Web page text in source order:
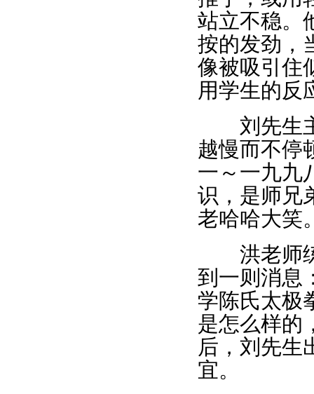
站立不稳。
按的发劲，
像被吸引住
用学生的反
刘先生主
越慢而不停
一～一九九
识，是师兄
老哈哈大笑
洪老师练
到一则消息
学陈氏太极
是怎么样的
后，刘先生
宜。